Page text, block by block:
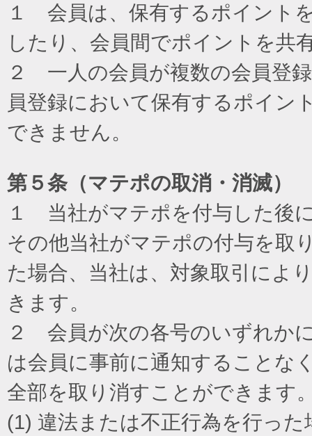
１ 会員は、保有するポイント
したり、会員間でポイントを共
２ 一人の会員が複数の会員登
員登録において保有するポイン
できません。
第５条（マテポの取消・消滅）
１ 当社がマテポを付与した後
その他当社がマテポの付与を取
た場合、当社は、対象取引によ
きます。
２ 会員が次の各号のいずれか
は会員に事前に通知することな
全部を取り消すことができます
(1) 違法または不正行為を行った